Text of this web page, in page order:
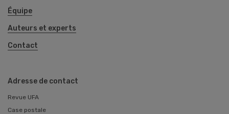
Équipe
Auteurs et experts
Contact
Adresse de contact
Revue UFA
Case postale